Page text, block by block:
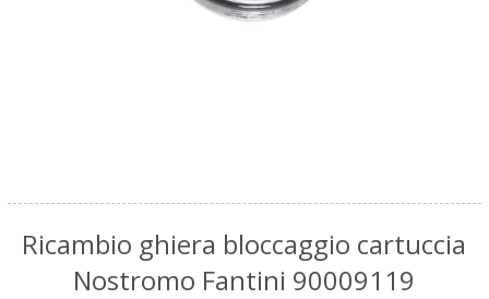
Ricambio ghiera bloccaggio cartuccia
Nostromo Fantini 90009119